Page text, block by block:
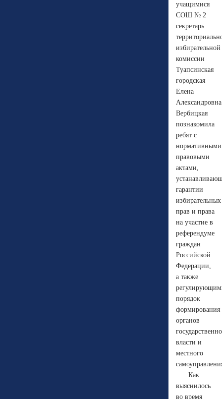
учащимися
СОШ № 2
секретарь
избирательной
комиссии
Туапсинская
городская
Елена
Александровна
Вербицкая
познакомила
ребят с
нормативными
правовыми
актами,
гарантии
избирательных
прав и права
на участие в
референдуме
граждан
Российской
Федерации,
а также
порядок
формирования
органов
власти и
местного
Как
выяснилось
во время